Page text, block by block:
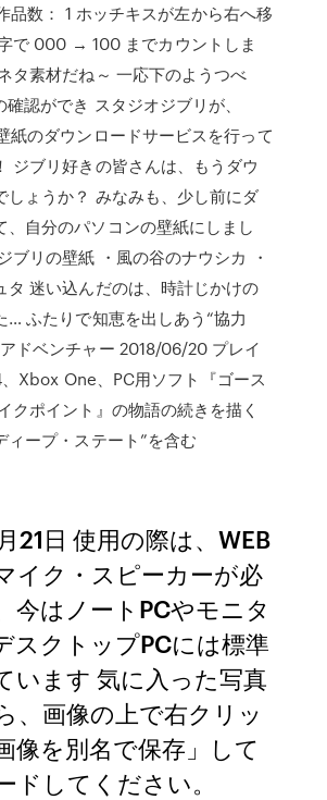
品数： 1 ホッチキスが左から右へ移
で 000 → 100 までカウントしま
タ素材だね～ 一応下のようつべ
認ができ スタジオジブリが、
紙のダウンロードサービスを行って
ジブリ好きの皆さんは、もうダウ
しょうか？ みなみも、少し前にダ
、自分のパソコンの壁紙にしまし
ブリの壁紙 ・風の谷のナウシカ ・
タ 迷い込んだのは、時計じかけの
… ふたりで知恵を出しあう“協力
ドベンチャー 2018/06/20 プレイ
Xbox One、PC用ソフト『ゴース
クポイント』の物語の続きを描く
ィープ・ステート”を含む
21日 使用の際は、WEB
イク・スピーカーが必
今はノートPCやモニタ
スクトップPCには標準
います 気に入った写真
、画像の上で右クリッ
像を別名で保存」して
ドしてください。